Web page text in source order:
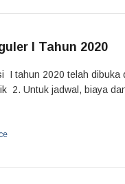
I Tahun 2020
I tahun 2020 telah
2. Untuk jadwal, biaya